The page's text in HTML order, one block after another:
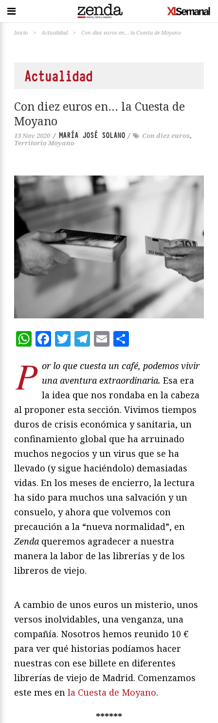
Inicio > Actualidad > Con diez euros en… la Cuesta de Moyano
Actualidad
Con diez euros en… la Cuesta de
Moyano
13 Nov 2020 / MARÍA JOSÉ SOLANO / Con diez euros,
Territorio Moyano
WhatsApp
Facebook
Twitter
Telegram
Email
P or lo que cuesta un café, podemos vivir
una aventura extraordinaria. Esa era
la idea que nos rondaba en la cabeza
al proponer esta sección. Vivimos tiempos
duros de crisis económica y sanitaria, un
confinamiento global que ha arruinado
muchos negocios y un virus que se ha
llevado (y sigue haciéndolo) demasiadas
vidas. En los meses de encierro, la lectura
ha sido para muchos una salvación y un
consuelo, y ahora que volvemos con
precaución a la “nueva normalidad”, en
Zenda queremos agradecer a nuestra
manera la labor de las librerías y de los
libreros de viejo.
A cambio de unos euros un misterio, unos
versos inolvidables, una venganza, una
compañía. Nosotros hemos reunido 10 €
para ver qué historias podíamos hacer
nuestras con ese billete en diferentes
librerías de viejo de Madrid. Comenzamos
este mes en la Cuesta de Moyano.
******